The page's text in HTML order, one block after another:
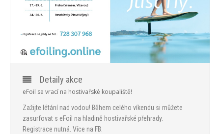
PROGRAM
GALERIE
KONTAKTY
Detaily akce
eFoil se vrací na hostivařské koupaliště!
Zažijte létání nad vodou! Během celého víkendu si můžete
zasurfovat s eFoil na hladině hostivařské přehrady.
Registrace nutná. Více na FB.